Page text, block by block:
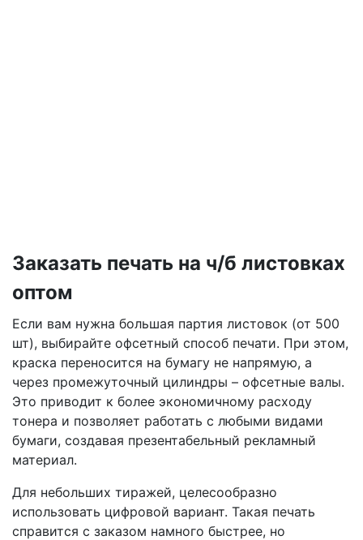
Заказать печать на ч/б листовках
оптом
Если вам нужна большая партия листовок (от 500
шт), выбирайте офсетный способ печати. При этом,
краска переносится на бумагу не напрямую, а
через промежуточный цилиндры – офсетные валы.
Это приводит к более экономичному расходу
тонера и позволяет работать с любыми видами
бумаги, создавая презентабельный рекламный
материал.
Для небольших тиражей, целесообразно
использовать цифровой вариант. Такая печать
справится с заказом намного быстрее, но